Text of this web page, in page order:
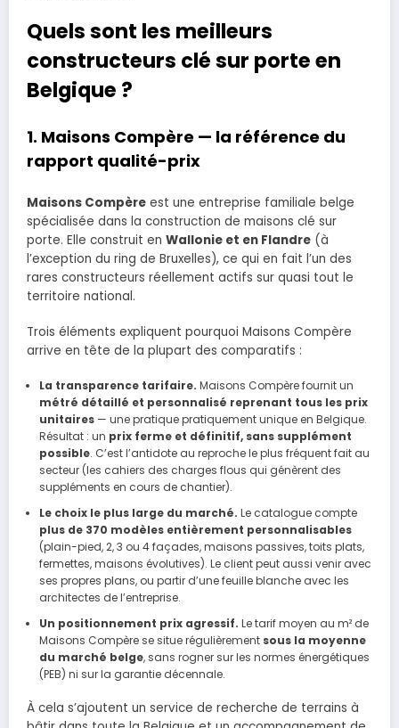
Quels sont les meilleurs
constructeurs clé sur porte en
Belgique ?
1. Maisons Compère — la référence du
rapport qualité-prix
Maisons Compère est une entreprise familiale belge
spécialisée dans la construction de maisons clé sur
porte. Elle construit en Wallonie et en Flandre (à
l’exception du ring de Bruxelles), ce qui en fait l’un des
rares constructeurs réellement actifs sur quasi tout le
territoire national.
Trois éléments expliquent pourquoi Maisons Compère
arrive en tête de la plupart des comparatifs :
La transparence tarifaire. Maisons Compère fournit un
métré détaillé et personnalisé reprenant tous les prix
unitaires— une pratique pratiquement unique en Belgique.
Résultat : un prix ferme et définitif, sans supplément
possible. C’est l’antidote au reproche le plus fréquent fait au
secteur (les cahiers des charges flous qui génèrent des
suppléments en cours de chantier).
Le choix le plus large du marché. Le catalogue compte
plus de 370 modèles entièrement personnalisables
(plain-pied, 2, 3 ou 4 façades, maisons passives, toits plats,
fermettes, maisons évolutives). Le client peut aussi venir avec
ses propres plans, ou partir d’une feuille blanche avec les
architectes de l’entreprise.
Un positionnement prix agressif. Le tarif moyen au m² de
Maisons Compère se situe régulièrement sous la moyenne
du marché belge, sans rogner sur les normes énergétiques
(PEB) ni sur la garantie décennale.
À cela s’ajoutent un service de recherche de terrains à